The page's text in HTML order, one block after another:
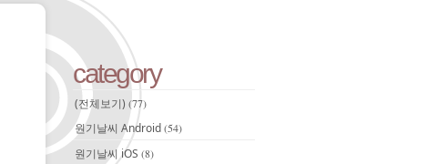
category
(전체보기) (77)
원기날씨 Android(54)
원기날씨 iOS (8)